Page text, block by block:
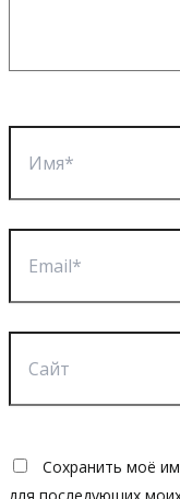
Сохранить моё